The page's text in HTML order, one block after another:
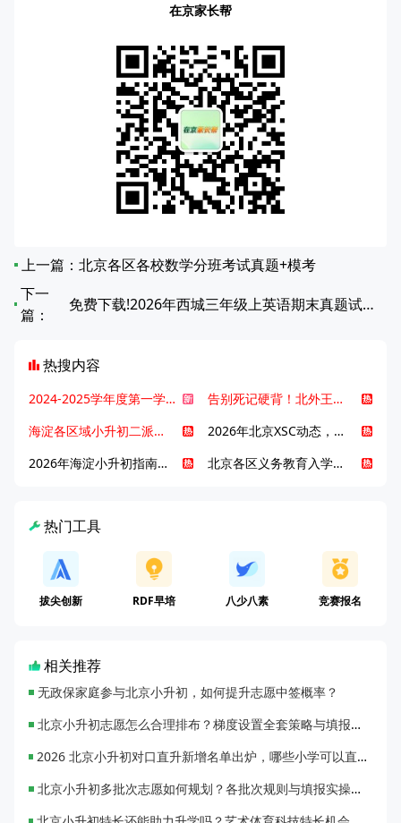
在京家长帮
上一篇： 北京各区各校数学分班考试真题+模考
下一
篇：
免费下载!2026年西城三年级上英语期末真题试卷（无答案）
热搜内容
2024-2025学年度第一学期北京各区期末考试真题试卷汇总
告别死记硬背！北外王牌精读词汇课，帮孩子突破英语词汇难关
海淀各区域小升初二派全攻略合集！区域一至五志愿填报、升学策略详解
2026年北京XSC动态，持续更新中ing...
2026年海淀小升初指南，一文了解招生政策要点
北京各区义务教育入学咨询电话汇总，25年小升初家长提前收藏
热门工具
拔尖创新 RDF早培 八少八素 竞赛报名
相关推荐
无政保家庭参与北京小升初，如何提升志愿中签概率？
北京小升初志愿怎么合理排布？梯度设置全套策略与填报避坑指南
2026 北京小升初对口直升新增名单出炉，哪些小学可以直升优质初中？
北京小升初多批次志愿如何规划？各批次规则与填报实操指南